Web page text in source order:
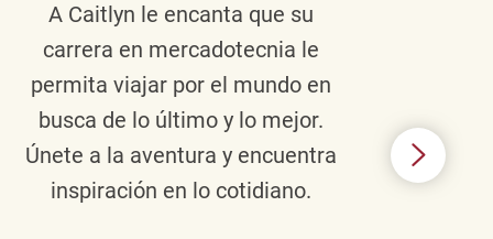
A Caitlyn le encanta que su
carrera en mercadotecnia le
permita viajar por el mundo en
busca de lo último y lo mejor.
Únete a la aventura y encuentra
inspiración en lo cotidiano.